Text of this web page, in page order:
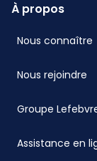
À propos
Nous connaître
Nous rejoindre
Groupe
Assistance en